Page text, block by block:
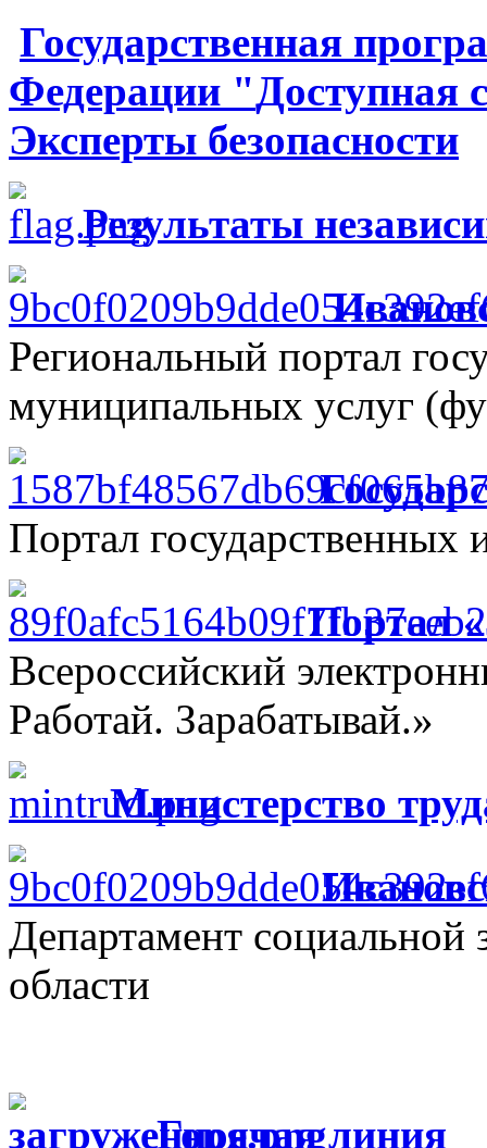
Государственная
Федерации "Доступная
Эксперты безопасности
Результаты
Региональный портал
муниципальных услуг
Портал
Портал
Всероссийский
Работай. Зарабатывай.»
Министерство
Департамент социальной
области
Горячая линия